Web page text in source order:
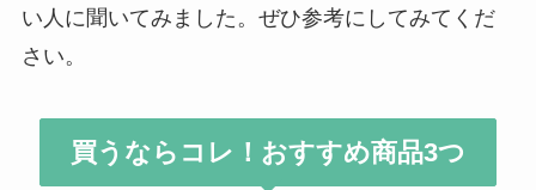
い人に聞いてみました。ぜひ参考にしてみてくだ
さい。
買うならコレ！おすすめ商品3つ